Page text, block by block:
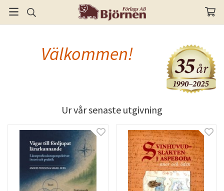
Välkommen!
Ur vår senaste utgivning